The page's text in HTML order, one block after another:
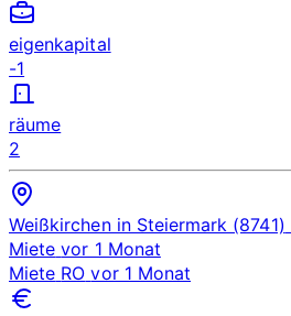
eigenkapital
-1
räume
2
Weißkirchen in Steiermark (8741)
Miete vor 1 Monat
Miete RO vor 1 Monat